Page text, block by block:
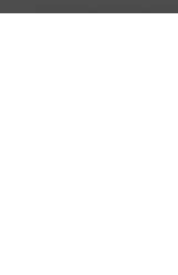
的閱讀軟體開啟